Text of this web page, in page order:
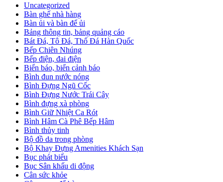
Uncategorized
Bàn ghế nhà hàng
Bàn ủi và bàn để ủi
Bảng thông tin, bảng quảng cáo
Bát Đá, Tô Đá, Thố Đá Hàn Quốc
Bếp Chiên Nhúng
Bếp điện, đai điện
Biển báo, biển cảnh báo
Bình đun nước nóng
Bình Đựng Ngũ Cốc
Bình Đựng Nước Trái Cây
Bình đựng xà phòng
Bình Giữ Nhiệt Ca Rót
Bình Hâm Cà Phê Bếp Hâm
Bình thủy tinh
Bộ đồ da trong phòng
Bộ Khay Đựng Amenities Khách Sạn
Bục phát biểu
Bục Sân khấu di động
Cân sức khỏe